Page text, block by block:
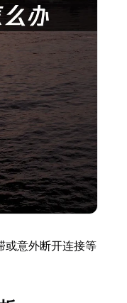
或意外断开连接等